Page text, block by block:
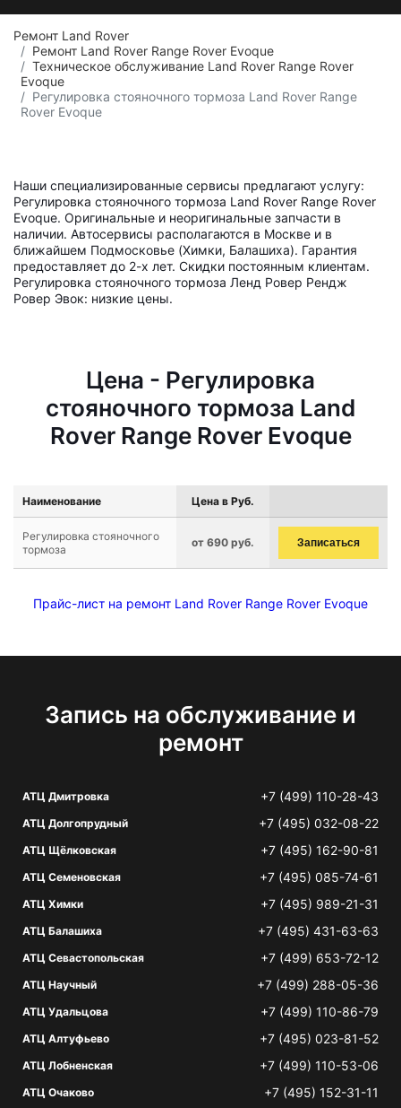
Ремонт Land Rover
Ремонт Land Rover Range Rover Evoque
Техническое обслуживание Land Rover Range Rover
Evoque
Регулировка стояночного тормоза Land Rover Range
Rover Evoque
Наши специализированные сервисы предлагают услугу:
Регулировка стояночного тормоза Land Rover Range Rover
Evoque. Оригинальные и неоригинальные запчасти в
наличии. Автосервисы располагаются в Москве и в
ближайшем Подмосковье (Химки, Балашиха). Гарантия
предоставляет до 2-х лет. Скидки постоянным клиентам.
Регулировка стояночного тормоза Ленд Ровер Рендж
Ровер Эвок: низкие цены.
Цена - Регулировка
стояночного тормоза Land
Rover Range Rover Evoque
Наименование Цена в Руб.
Регулировка стояночного
тормоза
от 690 руб. Записаться
Прайс-лист на ремонт Land Rover Range Rover Evoque
Запись на обслуживание и
ремонт
АТЦ Дмитровка +7 (499) 110-28-43
АТЦ Долгопрудный +7 (495) 032-08-22
АТЦ Щёлковская +7 (495) 162-90-81
АТЦ Семеновская +7 (495) 085-74-61
АТЦ Химки +7 (495) 989-21-31
АТЦ Балашиха +7 (495) 431-63-63
АТЦ Севастопольская +7 (499) 653-72-12
АТЦ Научный +7 (499) 288-05-36
АТЦ Удальцова +7 (499) 110-86-79
АТЦ Алтуфьево +7 (495) 023-81-52
АТЦ Лобненская +7 (499) 110-53-06
АТЦ Очаково +7 (495) 152-31-11